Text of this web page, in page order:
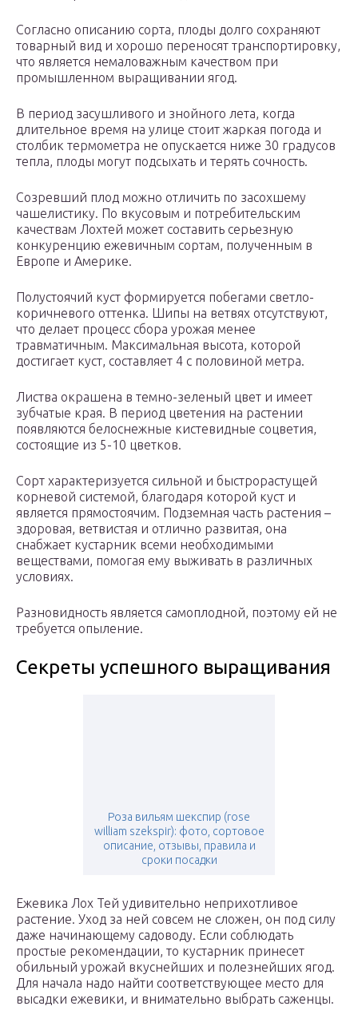
Согласно описанию сорта, плоды долго сохраняют
товарный вид и хорошо переносят транспортировку,
что является немаловажным качеством при
промышленном выращивании ягод.
В период засушливого и знойного лета, когда
длительное время на улице стоит жаркая погода и
столбик термометра не опускается ниже 30 градусов
тепла, плоды могут подсыхать и терять сочность.
Созревший плод можно отличить по засохшему
чашелистику. По вкусовым и потребительским
качествам Лохтей может составить серьезную
конкуренцию ежевичным сортам, полученным в
Европе и Америке.
Полустоячий куст формируется побегами светло-
коричневого оттенка. Шипы на ветвях отсутствуют,
что делает процесс сбора урожая менее
травматичным. Максимальная высота, которой
достигает куст, составляет 4 с половиной метра.
Листва окрашена в темно-зеленый цвет и имеет
зубчатые края. В период цветения на растении
появляются белоснежные кистевидные соцветия,
состоящие из 5-10 цветков.
Сорт характеризуется сильной и быстрорастущей
корневой системой, благодаря которой куст и
является прямостоячим. Подземная часть растения –
здоровая, ветвистая и отлично развитая, она
снабжает кустарник всеми необходимыми
веществами, помогая ему выживать в различных
условиях.
Разновидность является самоплодной, поэтому ей не
требуется опыление.
Секреты успешного выращивания
Роза вильям шекспир (rose
william szekspir): фото, сортовое
описание, отзывы, правила и
сроки посадки
Ежевика Лох Тей удивительно неприхотливое
растение. Уход за ней совсем не сложен, он под силу
даже начинающему садоводу. Если соблюдать
простые рекомендации, то кустарник принесет
обильный урожай вкуснейших и полезнейших ягод.
Для начала надо найти соответствующее место для
высадки ежевики, и внимательно выбрать саженцы.